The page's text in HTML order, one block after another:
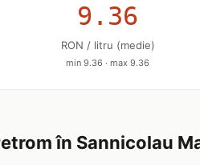
9.36
RON / litru (medie)
min 9.36 · max 9.36
în Sannicolau